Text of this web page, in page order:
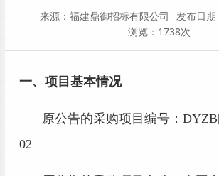
来源：福建鼎御招标有限公司
发布日
浏览：1738次
一、项目基本情况
原公告的采购项目编号：
02